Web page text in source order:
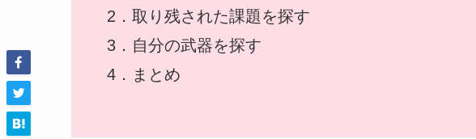
2．取り残された課題を探す
3．自分の武器を探す
4．まとめ